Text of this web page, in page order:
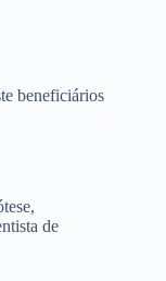
beneficiários
de